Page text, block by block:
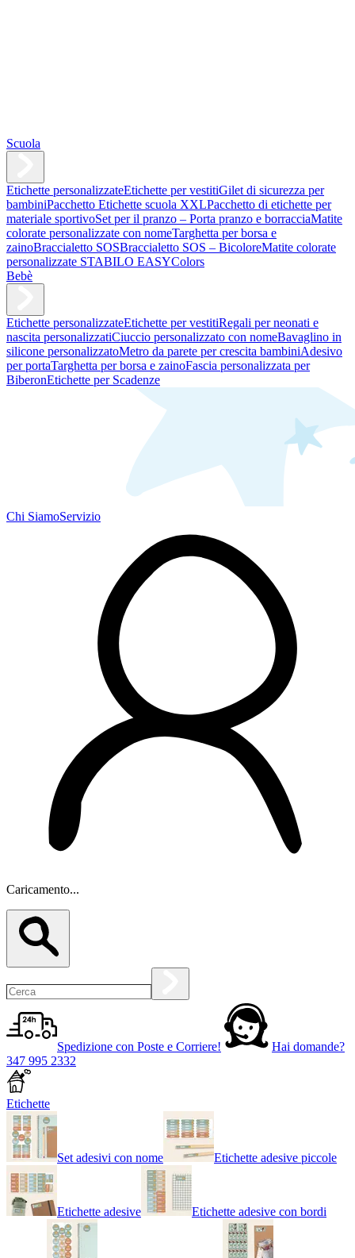
Scuola
Etichette personalizzateEtichette per vestitiGilet di sicurezza per
bambiniPacchetto Etichette scuola XXLPacchetto di etichette per
materiale sportivoSet per il pranzo – Porta pranzo e borracciaMatite
colorate personalizzate con nomeTarghetta per borsa e
zainoBraccialetto SOSBraccialetto SOS – BicoloreMatite colorate
personalizzate STABILO EASYColors
Bebè
Etichette personalizzateEtichette per vestitiRegali per neonati e
nascita personalizzatiCiuccio personalizzato con nomeBavaglino in
silicone personalizzatoMetro da parete per crescita bambiniAdesivo
per portaTarghetta per borsa e zainoFascia personalizzata per
BiberonEtichette per Scadenze
Chi SiamoServizio
Caricamento...
Spedizione con Poste e Corriere!
Hai domande?
347 995 2332
Etichette
Set adesivi con nome Etichette adesive piccole
Etichette adesive Etichette adesive con bordi